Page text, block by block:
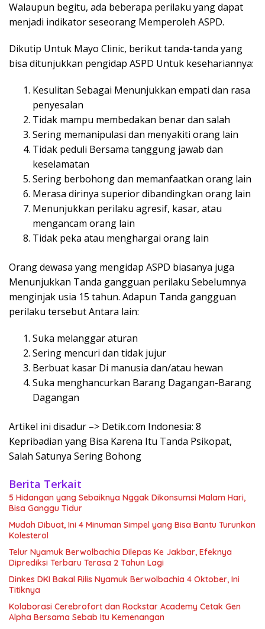
Walaupun begitu, ada beberapa perilaku yang dapat
menjadi indikator seseorang Memperoleh ASPD.
Dikutip Untuk Mayo Clinic, berikut tanda-tanda yang
bisa ditunjukkan pengidap ASPD Untuk kesehariannya:
Kesulitan Sebagai Menunjukkan empati dan rasa
penyesalan
Tidak mampu membedakan benar dan salah
Sering memanipulasi dan menyakiti orang lain
Tidak peduli Bersama tanggung jawab dan
keselamatan
Sering berbohong dan memanfaatkan orang lain
Merasa dirinya superior dibandingkan orang lain
Menunjukkan perilaku agresif, kasar, atau
mengancam orang lain
Tidak peka atau menghargai orang lain
Orang dewasa yang mengidap ASPD biasanya juga
Menunjukkan Tanda gangguan perilaku Sebelumnya
menginjak usia 15 tahun. Adapun Tanda gangguan
perilaku tersebut Antara lain:
Suka melanggar aturan
Sering mencuri dan tidak jujur
Berbuat kasar Di manusia dan/atau hewan
Suka menghancurkan Barang Dagangan-Barang
Dagangan
Artikel ini disadur –> Detik.com Indonesia: 8
Kepribadian yang Bisa Karena Itu Tanda Psikopat,
Salah Satunya Sering Bohong
Berita Terkait
5 Hidangan yang Sebaiknya Nggak Dikonsumsi Malam Hari,
Bisa Ganggu Tidur
Mudah Dibuat, Ini 4 Minuman Simpel yang Bisa Bantu Turunkan
Kolesterol
Telur Nyamuk Berwolbachia Dilepas Ke Jakbar, Efeknya
Diprediksi Terbaru Terasa 2 Tahun Lagi
Dinkes DKI Bakal Rilis Nyamuk Berwolbachia 4 Oktober, Ini
Titiknya
Kolaborasi Cerebrofort dan Rockstar Academy Cetak Gen
Alpha Bersama Sebab Itu Kemenangan